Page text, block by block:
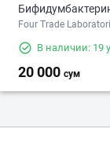
Four Trade
В наличии: 19
20 000 сум